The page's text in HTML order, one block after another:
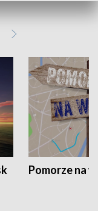
Pomorze na